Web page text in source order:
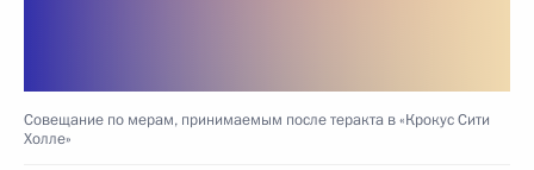
Совещание по мерам, принимаемым после теракта в «Крокус Сити
Холле»